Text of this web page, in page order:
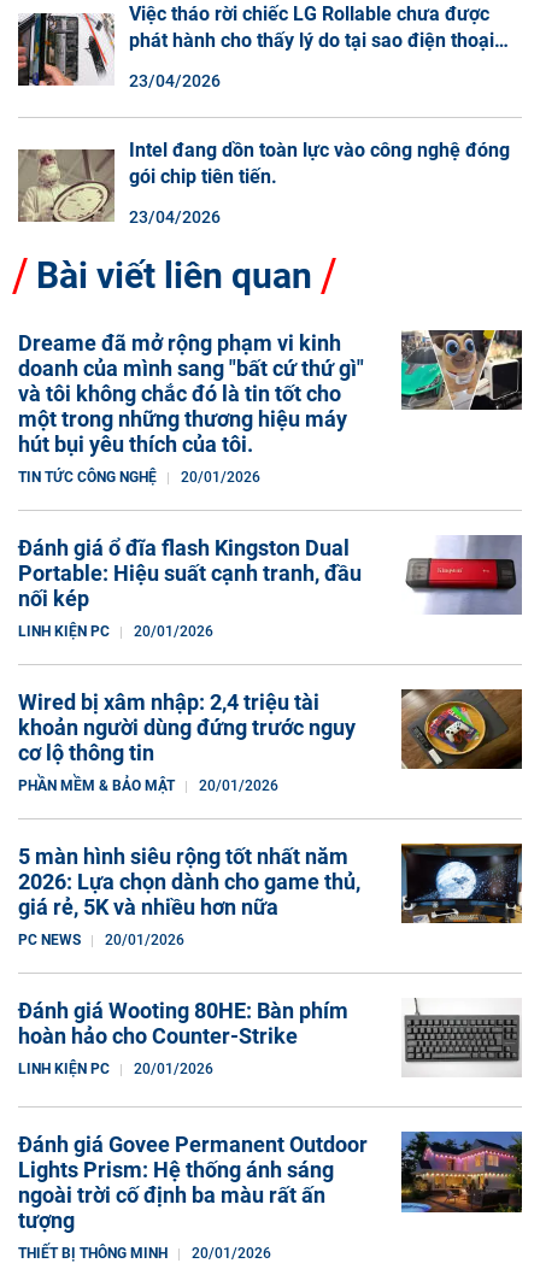
Việc tháo rời chiếc LG Rollable chưa được
phát hành cho thấy lý do tại sao điện thoại
23/04/2026
Intel đang dồn toàn lực vào công nghệ đóng
gói chip tiên tiến.
23/04/2026
Bài viết liên quan
Dreame đã mở rộng phạm vi kinh
doanh của mình sang "bất cứ thứ gì"
và tôi không chắc đó là tin tốt cho
một trong những thương hiệu máy
hút bụi yêu thích của tôi.
TIN TỨC CÔNG NGHỆ 20/01/2026
Đánh giá ổ đĩa flash Kingston Dual
Portable: Hiệu suất cạnh tranh, đầu
nối kép
LINH KIỆN PC 20/01/2026
Wired bị xâm nhập: 2,4 triệu tài
khoản người dùng đứng trước nguy
cơ lộ thông tin
PHẦN MỀM & BẢO MẬT 20/01/2026
5 màn hình siêu rộng tốt nhất năm
2026: Lựa chọn dành cho game thủ,
giá rẻ, 5K và nhiều hơn nữa
PC NEWS 20/01/2026
Đánh giá Wooting 80HE: Bàn phím
hoàn hảo cho Counter-Strike
LINH KIỆN PC 20/01/2026
Đánh giá Govee Permanent Outdoor
Lights Prism: Hệ thống ánh sáng
ngoài trời cố định ba màu rất ấn
tượng
THIẾT BỊ THÔNG MINH 20/01/2026